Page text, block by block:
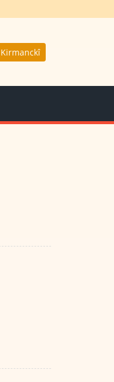
Kirmanckî